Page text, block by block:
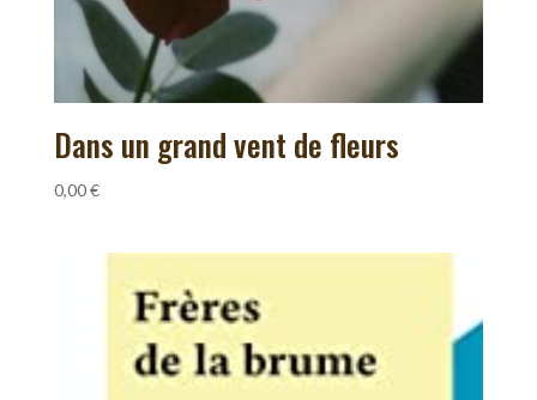
Dans un grand vent de fleurs
0,00€